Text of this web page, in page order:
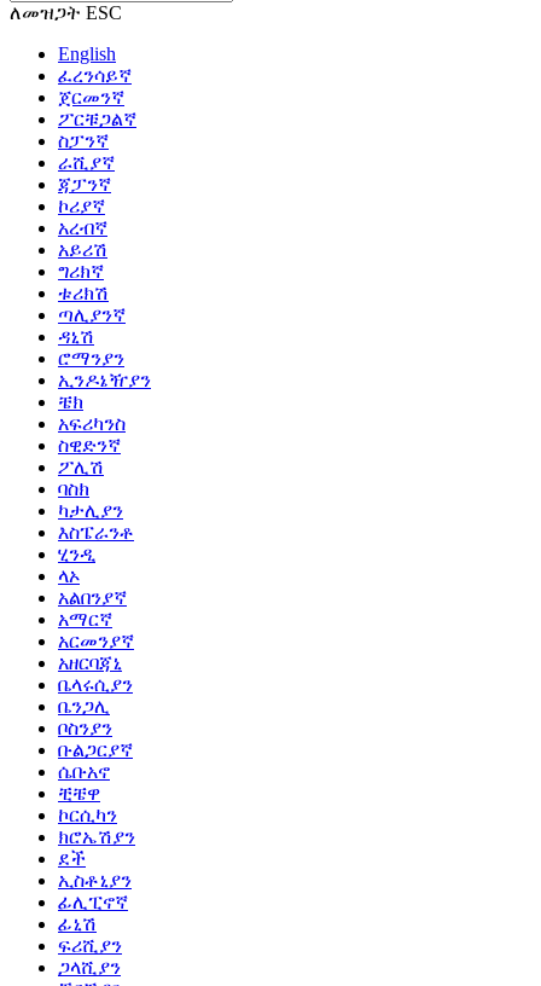
ለመዝጋት ESC
English
ፈረንሳይኛ
ጀርመንኛ
ፖርቹጋልኛ
ስፓንኛ
ራሺያኛ
ጃፓንኛ
ኮሪያኛ
አረብኛ
አይሪሽ
ግሪክኛ
ቱሪክሽ
ጣሊያንኛ
ዳኒሽ
ሮማንያን
ኢንዶኔዥያን
ቼክ
አፍሪካንስ
ስዊድንኛ
ፖሊሽ
ባስክ
ካታሊያን
እስፔራንቶ
ሂንዲ
ላኦ
አልበንያኛ
አማርኛ
አርመንያኛ
አዘርባጃኒ
ቤላሩሲያን
ቤንጋሊ
ቦስንያን
ቡልጋርያኛ
ሴቡአኖ
ቺቼዋ
ኮርሲካን
ክሮኤሽያን
ደች
ኢስቶኒያን
ፊሊፒኖኛ
ፊኒሽ
ፍሪሺያን
ጋላሺያን